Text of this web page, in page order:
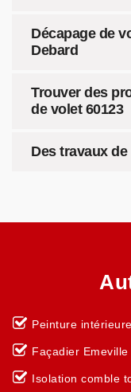
Décapage de
Debard
Trouver des
de volet 60123
Des travaux
Peinture
Façadier Emeville
Isolation comble